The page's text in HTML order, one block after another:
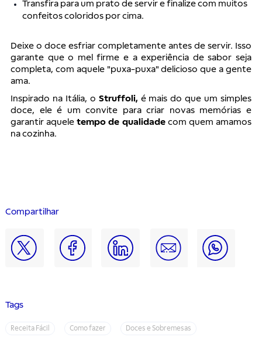
Compartilhar
Tags
Receita Fácil Como fazer Doces e Sobremesas
Transfira para um prato de servir e finalize com muitos
confeitos coloridos por cima.
Deixe o doce esfriar completamente antes de servir. Isso
garante que o mel firme e a experiência de sabor seja
completa, com aquele "puxa-puxa" delicioso que a gente
ama.
Inspirado na Itália, o Struffoli, é mais do que um simples
doce, ele é um convite para criar novas memórias e
garantir aqueletempo de qualidadecom quem amamos
na cozinha.